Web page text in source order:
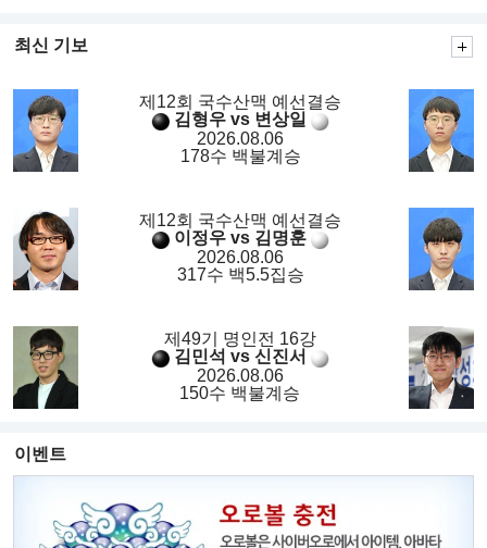
최신 기보
제12회 국수산맥 예선결승
김형우 vs 변상일
2026.08.06
178수 백불계승
제12회 국수산맥 예선결승
이정우 vs 김명훈
2026.08.06
317수 백5.5집승
제49기 명인전 16강
김민석 vs 신진서
2026.08.06
150수 백불계승
이벤트